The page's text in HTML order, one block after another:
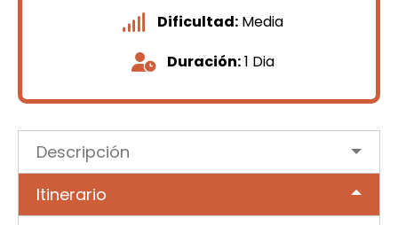
Dificultad: Media
Duración:1 Dia
Descripción
Itinerario